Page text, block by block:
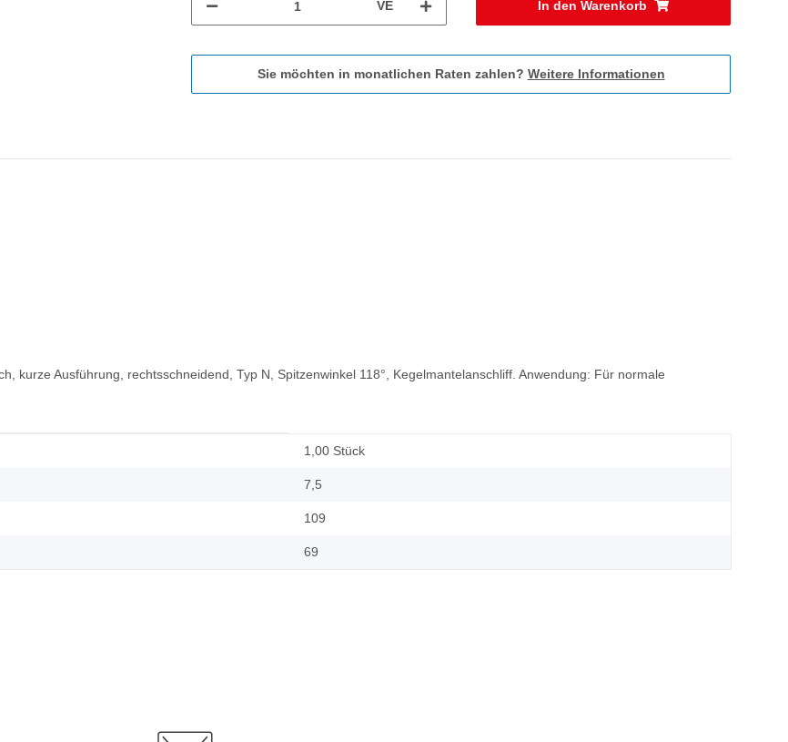
VE In den Warenkorb
Sie möchten in monatlichen Raten zahlen? Weitere Informationen
kurze Ausführung, rechtsschneidend, Typ N, Spitzenwinkel 118°, Kegelmantelanschliff. Anwendung: Für normale
1,00 Stück
7,5
109
69